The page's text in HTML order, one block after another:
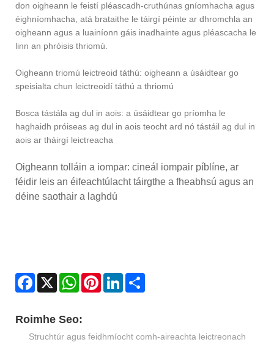
don oigheann le feistí pléascadh-cruthúnas gníomhacha agus
éighníomhacha, atá brataithe le táirgí péinte ar dhromchla an
oigheann agus a luainíonn gáis inadhainte agus pléascacha le
linn an phróisis thriomú.
Oigheann triomú leictreoid táthú: oigheann a úsáidtear go
speisialta chun leictreoidí táthú a thriomú
Bosca tástála ag dul in aois: a úsáidtear go príomha le
haghaidh próiseas ag dul in aois teocht ard nó tástáil ag dul in
aois ar tháirgí leictreacha
Oigheann tolláin a iompar: cineál iompair píblíne, ar
féidir leis an éifeachtúlacht táirgthe a fheabhsú agus an
déine saothair a laghdú
Facebook
X WhatsAppPinterestLinkedIn
Roimhe Seo:
Struchtúr agus feidhmíocht comh-aireachta leictreonach